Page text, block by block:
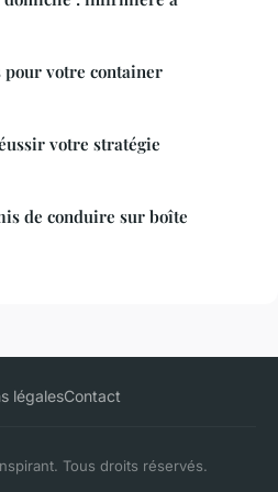
pour votre container
votre stratégie
de conduire sur boîte
légalesContact
Tous droits réservés.